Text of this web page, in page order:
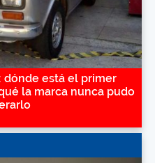
dónde está el primer
la marca nunca pudo